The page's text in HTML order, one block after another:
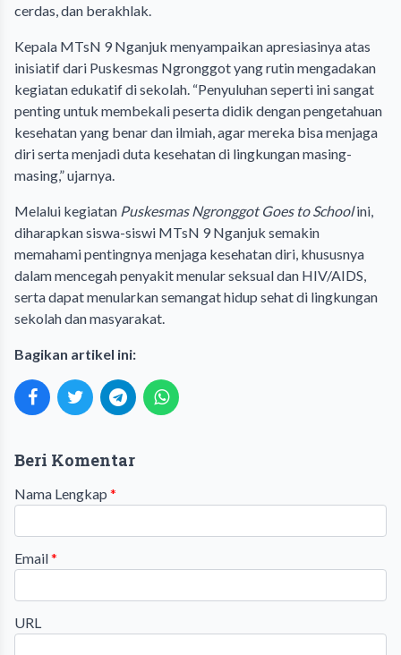
cerdas, dan berakhlak.
Kepala MTsN 9 Nganjuk menyampaikan apresiasinya atas
inisiatif dari Puskesmas Ngronggot yang rutin mengadakan
kegiatan edukatif di sekolah. “Penyuluhan seperti ini sangat
penting untuk membekali peserta didik dengan pengetahuan
kesehatan yang benar dan ilmiah, agar mereka bisa menjaga
diri serta menjadi duta kesehatan di lingkungan masing-
masing,” ujarnya.
Melalui kegiatan Puskesmas Ngronggot Goes to Schoolini,
diharapkan siswa-siswi MTsN 9 Nganjuk semakin
memahami pentingnya menjaga kesehatan diri, khususnya
dalam mencegah penyakit menular seksual dan HIV/AIDS,
serta dapat menularkan semangat hidup sehat di lingkungan
sekolah dan masyarakat.
Bagikan artikel ini:
Beri Komentar
Nama Lengkap *
Email*
URL